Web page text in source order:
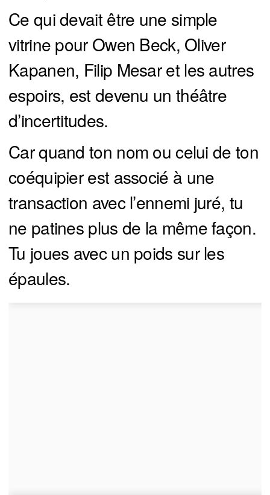
Ce qui devait être une simple
vitrine pour Owen Beck, Oliver
Kapanen, Filip Mesar et les autres
espoirs, est devenu un théâtre
d’incertitudes.
Car quand ton nom ou celui de ton
coéquipier est associé à une
transaction avec l’ennemi juré, tu
ne patines plus de la même façon.
Tu joues avec un poids sur les
épaules.